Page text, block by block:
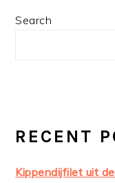
PRIMARY
Search
RECENT
Kippendijfilet uit